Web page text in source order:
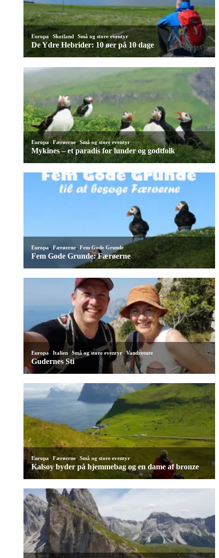
Europa, Skotland, Små og store eventyr
De Ydre Hebrider: 10 øer på 10 dage
Europa,Færøerne,Små og store eventyr
Mykines – et paradis for lunder og godtfolk
Europa, Færøerne, Fem Gode Grunde
Fem Gode Grunde: Færøerne
Europa, Italien,Små og store eventyr,Vandreture
Gudernes Sti
Europa, Færøerne, Små og store eventyr
Kalsoy byder på hjemmebag og en dame af bronze